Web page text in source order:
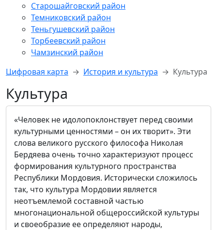
Старошайговский район
Темниковский район
Теньгушевский район
Торбеевский район
Чамзинский район
Цифровая карта
История и культура Культура
Культура
«Человек не идолопоклонствует перед своими
культурными ценностями – он их творит». Эти
слова великого русского философа Николая
Бердяева очень точно характеризуют процесс
формирования культурного пространства
Республики Мордовия. Исторически сложилось
так, что культура Мордовии является
неотъемлемой составной частью
многонациональной общероссийской культуры
и своеобразие ее определяют народы,